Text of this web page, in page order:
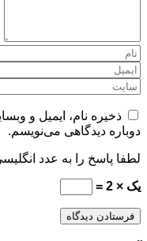
ذخیره نام، ایمیل و
دوباره دیدگاهی می‌نویسم.
لطفا پاسخ را به عدد
یک × 2 =